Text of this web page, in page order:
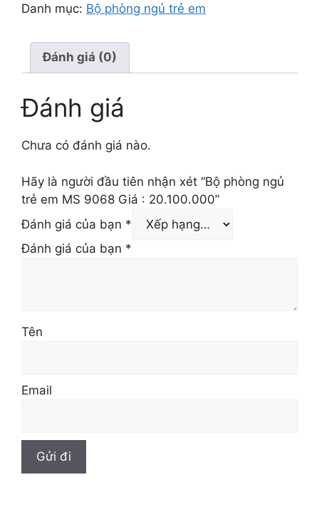
Danh mục: Bộ phòng ngủ trẻ em
Đánh giá (0)
Đánh giá
Chưa có đánh giá nào.
Hãy là người đầu tiên nhận xét “Bộ phòng ngủ
trẻ em MS 9068 Giá : 20.100.000”
Đánh giá của bạn *
Đánh giá của bạn *
Tên
Email